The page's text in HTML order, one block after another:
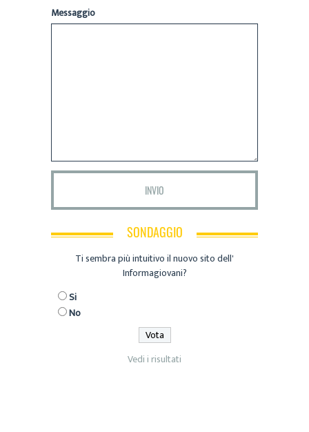
Messaggio
SONDAGGIO
Ti sembra più intuitivo il nuovo sito dell'
Informagiovani?
Si
No
Vedi i risultati